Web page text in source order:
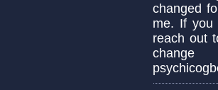
changed
me. If you
reach out